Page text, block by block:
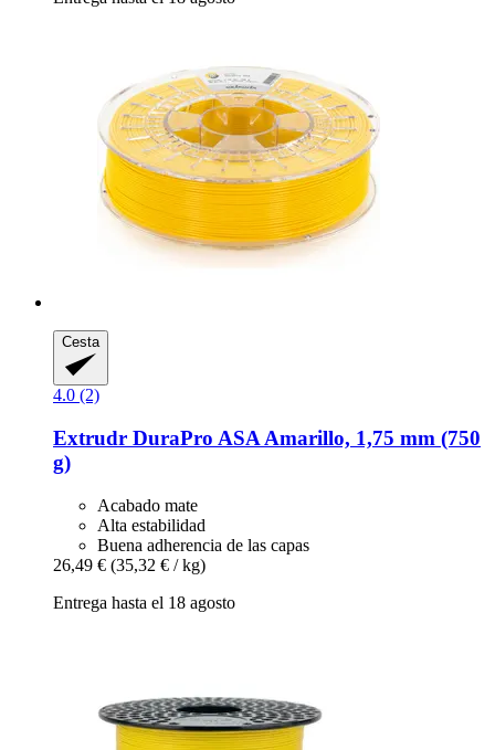
Cesta
4.0 (2)
Extrudr DuraPro ASA Amarillo, 1,75 mm (750
g)
Acabado mate
Alta estabilidad
Buena adherencia de las capas
26,49 € (35,32 € / kg)
Entrega hasta el 18 agosto